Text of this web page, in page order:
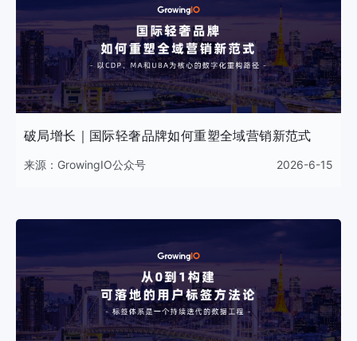
破局增长｜国际轻奢品牌如何重塑全域营销新范式
来源： GrowingIO公众号 2026-6-15